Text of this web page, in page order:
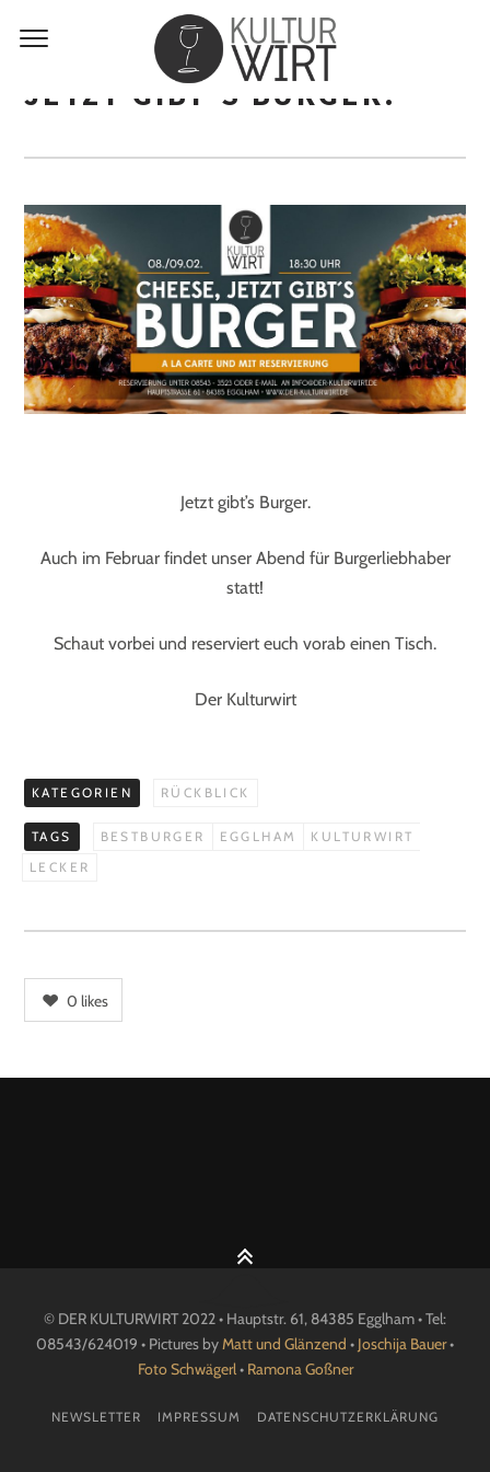
JETZT GIBT’S BURGER!
Jetzt gibt’s Burger.
Auch im Februar findet unser Abend für Burgerliebhaber
statt!
Schaut vorbei und reserviert euch vorab einen Tisch.
Der Kulturwirt
KATEGORIEN RÜCKBLICK
TAGS BESTBURGER EGGLHAM
KULTURWIRT
LECKER
0 likes
© DER KULTURWIRT 2022 • Hauptstr. 61, 84385 Egglham • Tel:
08543/624019 • Pictures byMatt und Glänzend • Joschija Bauer•
Foto Schwägerl• Ramona Goßner
NEWSLETTER IMPRESSUM DATENSCHUTZERKLÄRUNG